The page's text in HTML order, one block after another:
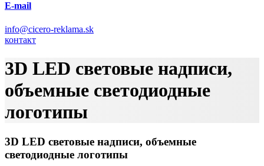
E-mail
info@cicero-reklama.sk
контакт
3D LED световые надписи,
объемные светодиодные
логотипы
3D LED световые надписи, объемные
светодиодные логотипы